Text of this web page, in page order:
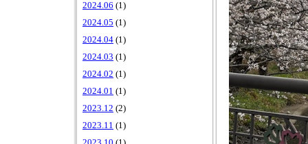
2024.06 (1)
2024.05 (1)
2024.04 (1)
2024.03 (1)
2024.02 (1)
2024.01 (1)
2023.12 (2)
2023.11 (1)